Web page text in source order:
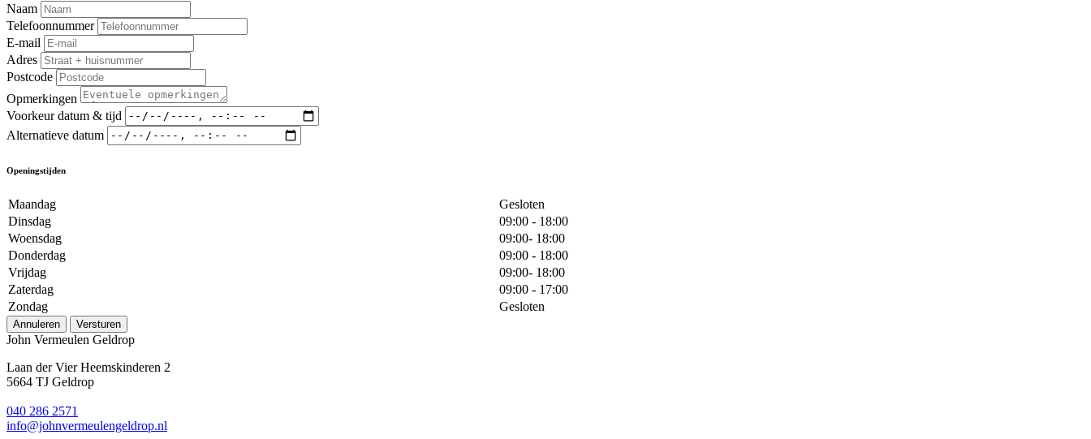
Naam
Telefoonnummer
E-mail
Adres
Postcode
Opmerkingen
Voorkeur datum & tijd
Alternatieve datum
Openingstijden
Maandag
Gesloten
Dinsdag
09:00 - 18:00
Woensdag
09:00- 18:00
Donderdag
09:00 - 18:00
Vrijdag
09:00- 18:00
Zaterdag
09:00 - 17:00
Zondag
Gesloten
Annuleren Versturen
John Vermeulen Geldrop
Laan der Vier Heemskinderen 2
5664 TJ Geldrop
040 286 2571
info@johnvermeulengeldrop.nl